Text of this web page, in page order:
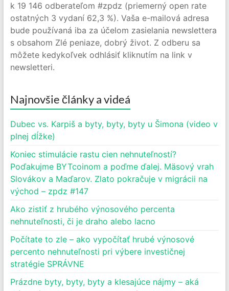
k 19 146 odberateľom #zpdz (priemerný open rate
ostatných 3 vydaní 62,3 %). Vaša e-mailová adresa
bude používaná iba za účelom zasielania newslettera
s obsahom Zlé peniaze, dobrý život. Z odberu sa
môžete kedykoľvek odhlásiť kliknutím na link v
newsletteri.
Najnovšie články a videá
Dubec vs. Karpiš a byty, byty, byty u Šimona (video v
plnej dĺžke)
Koniec stimulácie rastu cien nehnuteľností?
Poďakujme BYTcoinom a poďme ďalej. Mäsový vrah
Slovákov a Maďarov. Zlato pokračuje v migrácii na
východ – zpdz #147
Ako zistiť z hrubého výnosového percenta
nehnuteľnosti, či je draho alebo lacno
Počítate to zle – ako vypočítať hrubé výnosové
percento nehnuteľnosti pri výbere investičnej
stratégie SPRÁVNE
Prázdne byty, byty, byty a klesajúce nájmy – aká